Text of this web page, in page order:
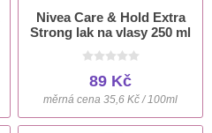
Nivea Care & Hold Extra
Strong lak na vlasy 250 ml
89 Kč
měrná cena 35,6 Kč / 100ml